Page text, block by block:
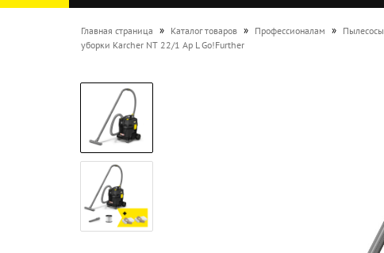
Главная страница » Каталог товаров » Профессионалам » Пылесосы
уборки Karcher NT 22/1 Ap L Go!Further